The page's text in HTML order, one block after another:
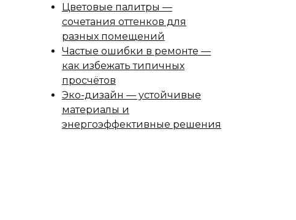
Цветовые палитры —
сочетания оттенков для
разных помещений
Частые ошибки в ремонте —
как избежать типичных
просчётов
Эко-дизайн — устойчивые
материалы и
энергоэффективные решения